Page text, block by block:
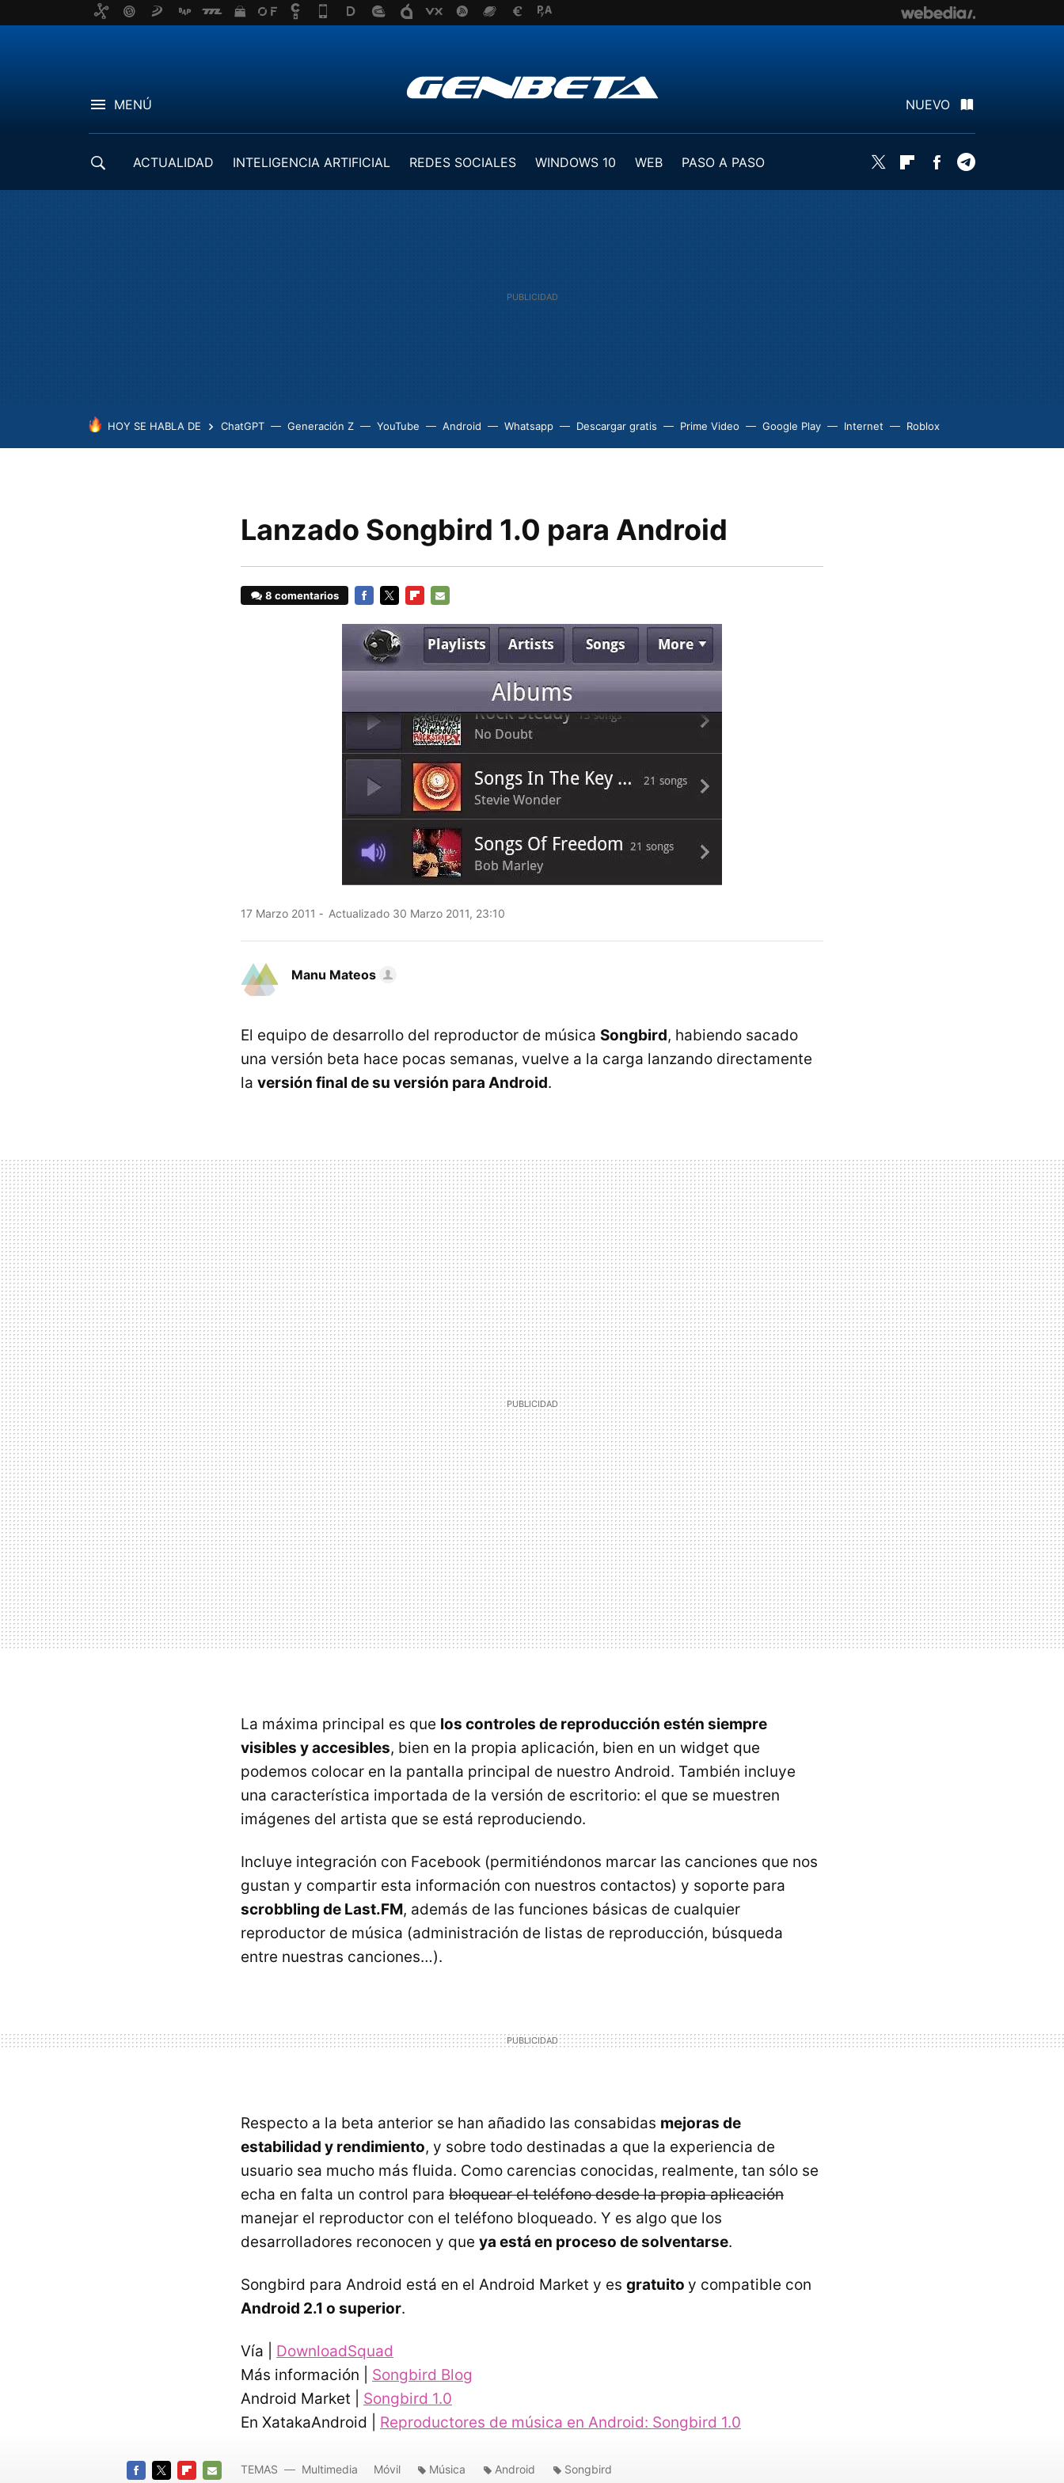
MENÚ NUEVO
ACTUALIDAD INTELIGENCIA ARTIFICIAL REDES SOCIALES WINDOWS 10 WEB
PASO A PASO
Twitter FlipboardFacebook
HOY SE HABLA DE ChatGPT Generación Z YouTube Android Whatsapp Descargar gratis Prime Video Google Play Internet Roblox
Lanzado Songbird 1.0 para Android
8 comentarios
MAIL
17 Marzo 2011 Actualizado 30 Marzo 2011, 23:10
Manu Mateos
El equipo de desarrollo del reproductor de música Songbird, habiendo sacado
una versión beta hace pocas semanas, vuelve a la carga lanzando directamente
la versión final de su versión para Android.
La máxima principal es que los controles de reproducción estén siempre
visibles y accesibles, bien en la propia aplicación, bien en un widget que
podemos colocar en la pantalla principal de nuestro Android. También incluye
una característica importada de la versión de escritorio: el que se muestren
imágenes del artista que se está reproduciendo.
Incluye integración con Facebook (permitiéndonos marcar las canciones que nos
gustan y compartir esta información con nuestros contactos) y soporte para
scrobbling de Last.FM, además de las funciones básicas de cualquier
reproductor de música (administración de listas de reproducción, búsqueda
entre nuestras canciones…).
Respecto a la beta anterior se han añadido las consabidas mejoras de
estabilidad y rendimiento, y sobre todo destinadas a que la experiencia de
usuario sea mucho más fluida. Como carencias conocidas, realmente, tan sólo se
echa en falta un control para bloquear el teléfono desde la propia aplicación
manejar el reproductor con el teléfono bloqueado. Y es algo que los
desarrolladores reconocen y que ya está en proceso de solventarse.
Songbird para Android está en el Android Market y es gratuito y compatible con
Android 2.1 o superior.
Vía | DownloadSquad
Más información | Songbird Blog
Android Market | Songbird 1.0
En XatakaAndroid | Reproductores de música en Android: Songbird 1.0
TEMAS Multimedia Móvil Música Android Songbird